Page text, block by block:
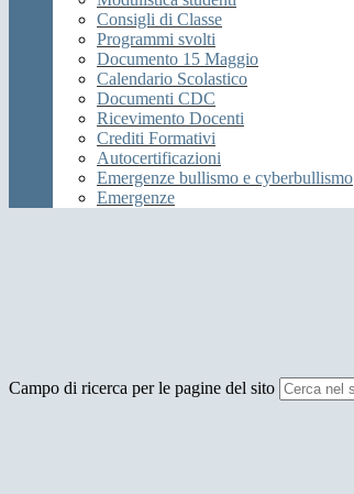
Consigli di Classe
Programmi svolti
Documento 15 Maggio
Calendario Scolastico
Documenti CDC
Ricevimento Docenti
Crediti Formativi
Autocertificazioni
Emergenze bullismo e cyberbullismo
Emergenze
Campo di ricerca per le pagine del sito